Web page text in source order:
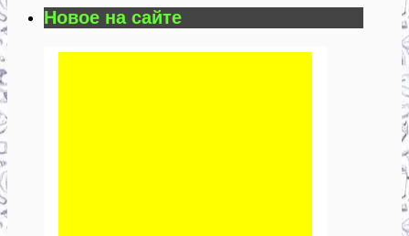
Новое на сайте